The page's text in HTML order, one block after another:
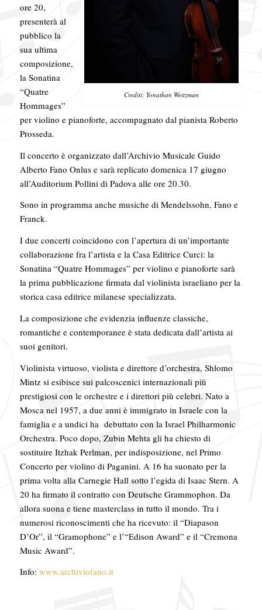
Crediti: Yonathan Weitzman
ore 20,
presenterà al
pubblico la
sua ultima
composizione,
la Sonatina
“Quatre
Hommages”
per violino e pianoforte, accompagnato dal pianista Roberto
Prosseda.
Il concerto è organizzato dall’Archivio Musicale Guido
Alberto Fano Onlus e sarà replicato domenica 17 giugno
all’Auditorium Pollini di Padova alle ore 20.30.
Sono in programma anche musiche di Mendelssohn, Fano e
Franck.
I due concerti coincidono con l’apertura di un’importante
collaborazione fra l’artista e la Casa Editrice Curci: la
Sonatina “Quatre Hommages” per violino e pianoforte sarà
la prima pubblicazione firmata dal violinista israeliano per la
storica casa editrice milanese specializzata.
La composizione che evidenzia influenze classiche,
romantiche e contemporanee è stata dedicata dall’artista ai
suoi genitori.
Violinista virtuoso, violista e direttore d’orchestra, Shlomo
Mintz si esibisce sui palcoscenici internazionali più
prestigiosi con le orchestre e i direttori più celebri. Nato a
Mosca nel 1957, a due anni è immigrato in Israele con la
famiglia e a undici ha debuttato con la Israel Philharmonic
Orchestra. Poco dopo, Zubin Mehta gli ha chiesto di
sostituire Itzhak Perlman, per indisposizione, nel Primo
Concerto per violino di Paganini. A 16 ha suonato per la
prima volta alla Carnegie Hall sotto l’egida di Isaac Stern. A
20 ha firmato il contratto con Deutsche Grammophon. Da
allora suona e tiene masterclass in tutto il mondo. Tra i
numerosi riconoscimenti che ha ricevuto: il “Diapason
D’Or”, il “Gramophone” e l’“Edison Award” e il “Cremona
Music Award”.
Info: www.archiviofano.it